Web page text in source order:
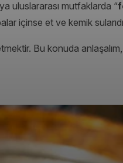
uluslararası mutfaklarda “
içinse et ve kemik
Bu konuda